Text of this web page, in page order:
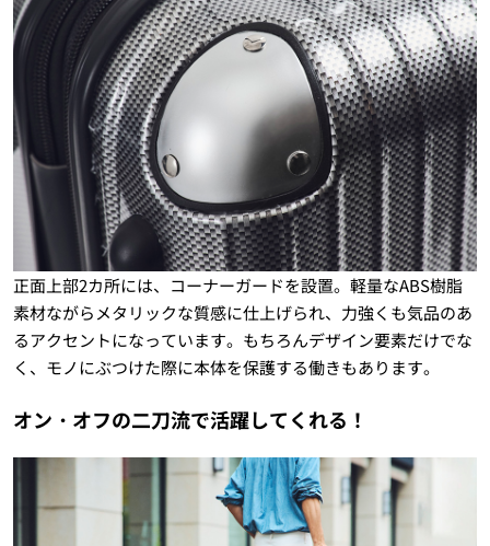
正面上部2カ所には、コーナーガードを設置。軽量なABS樹脂
素材ながらメタリックな質感に仕上げられ、力強くも気品のあ
るアクセントになっています。もちろんデザイン要素だけでな
く、モノにぶつけた際に本体を保護する働きもあります。
オン・オフの二刀流で活躍してくれる！